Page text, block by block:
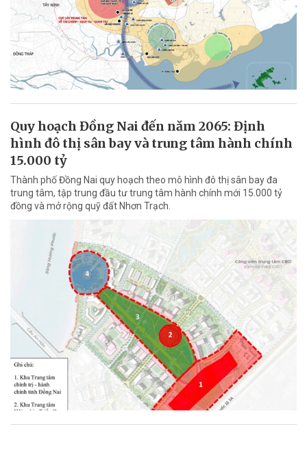
Quy hoạch Đồng Nai đến năm 2065: Định
hình đô thị sân bay và trung tâm hành chính
15.000 tỷ
Thành phố Đồng Nai quy hoạch theo mô hình đô thị sân bay đa
trung tâm, tập trung đầu tư trung tâm hành chính mới 15.000 tỷ
đồng và mở rộng quỹ đất Nhơn Trạch.